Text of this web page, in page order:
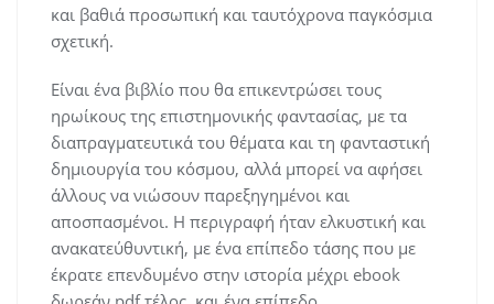
και βαθιά προσωπική και ταυτόχρονα παγκόσμια
σχετική.
Είναι ένα βιβλίο που θα επικεντρώσει τους
ηρωίκους της επιστημονικής φαντασίας, με τα
διαπραγματευτικά του θέματα και τη φανταστική
δημιουργία του κόσμου, αλλά μπορεί να αφήσει
άλλους να νιώσουν παρεξηγημένοι και
αποσπασμένοι. Η περιγραφή ήταν ελκυστική και
ανακατεύθυντική, με ένα επίπεδο τάσης που με
έκρατε επενδυμένο στην ιστορία μέχρι ebook